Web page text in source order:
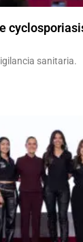
sanitaria.